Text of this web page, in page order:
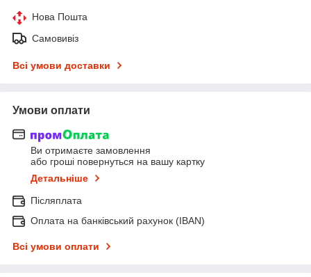
Нова Пошта
Самовивіз
Всі умови доставки
Умови оплати
Ви отримаєте замовлення
або гроші повернуться на вашу картку
Детальніше
Післяплата
Оплата на банківський рахунок (IBAN)
Всі умови оплати